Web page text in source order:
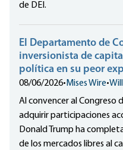
de DEI.
El Departamento de
inversionista de
política en su peor
08/06/2026• Mises Wire•
Al convencer al Congreso
adquirir participaciones
Donald Trump ha
de los mercados libres al